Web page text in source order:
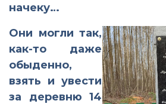
начеку…
Они могли так,
как-то даже
обыденно,
взять и увести
за деревню 14